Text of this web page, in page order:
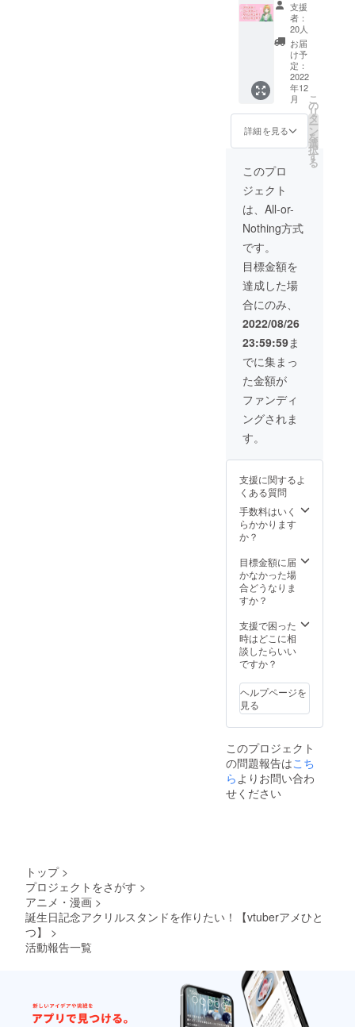
m×100
mm)1点
◆木製
コース
ター(ア
メひと
つによ
るオリ
ジナル
デザイ
ン))1点
◆Live2
D絵柄
チェキ
(アメひ
とつサ
イン&
メッ
枚 ◆旧
ビジュ
アル3D
絵柄
チェキ
(アメひ
とつサ
イン&
メッ
セージ
つき)1
枚 をお
届けし
支援
者：
20人
お届
け予
定：
2022
年12
月
詳細を見る
こ
の
リ
タ
ー
ン
を
選
択
す
る
このプロ
ジェクト
は、All-or-
Nothing方式
です。
目標金額を
達成した場
合にのみ、
2022/08/26
23:59:59ま
でに集まっ
た金額が
ファンディ
ングされま
す。
支援に関するよ
くある質問
手数料はいく
らかかります
か？
目標金額に届
かなかった場
合どうなりま
すか？
支援で困った
時はどこに相
談したらいい
ですか？
ヘルプページを
見る
このプロジェクト
の問題報告はこち
ら よりお問い合わ
せください
トップ >
プロジェクトをさがす >
アニメ・漫画 >
誕生日記念アクリルスタンドを作りたい！【vtuberアメひと
つ】
>
活動報告一覧